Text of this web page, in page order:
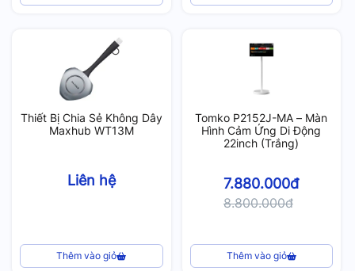
Thiết Bị Chia Sẻ Không Dây
Maxhub WT13M
Liên hệ
Thêm vào giỏ
Tomko P2152J-MA – Màn
Hình Cảm Ứng Di Động
22inch (Trắng)
7.880.000đ
8.800.000đ
Thêm vào giỏ